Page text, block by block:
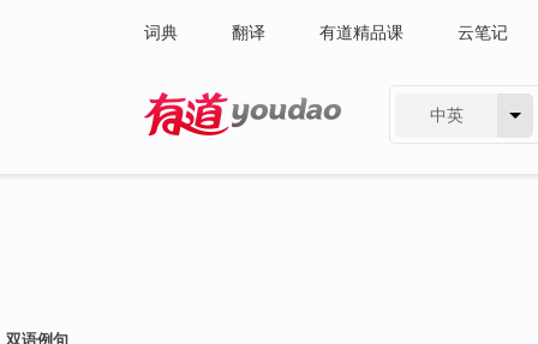
词典 翻译 有道精品课 云笔记
中英
双语例句